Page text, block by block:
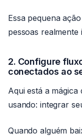
Essa pequena
pessoas realmente
2. Configure
conectados ao
Aqui está a mágica
usando: integrar
Quando alguém